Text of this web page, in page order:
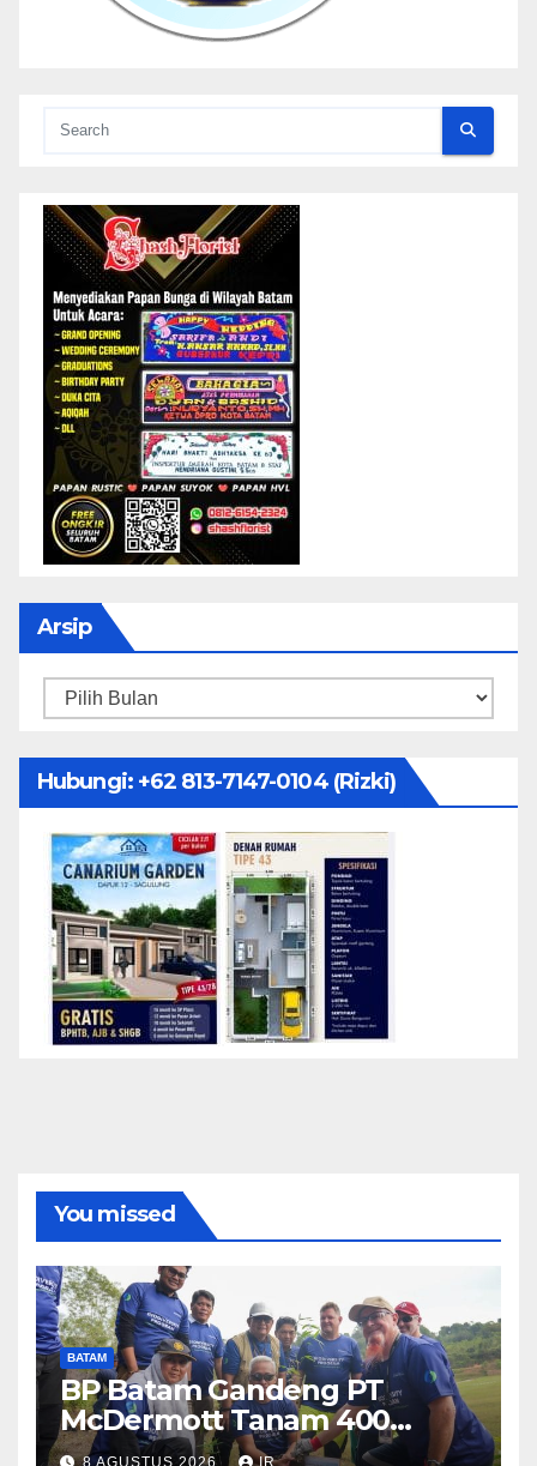
Arsip
Arsip
Hubungi: ‪+62 813-7147-0104‬ (Rizki)
You missed
BATAM
BP Batam Gandeng PT
McDermott Tanam 400
Bambu Betung di Waduk
8 AGUSTUS 2026 IR